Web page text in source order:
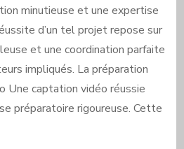
minutieuse et une expertise
d’un tel projet repose sur
et une coordination parfaite
impliqués. La préparation
Une captation vidéo réussie
préparatoire rigoureuse. Cette